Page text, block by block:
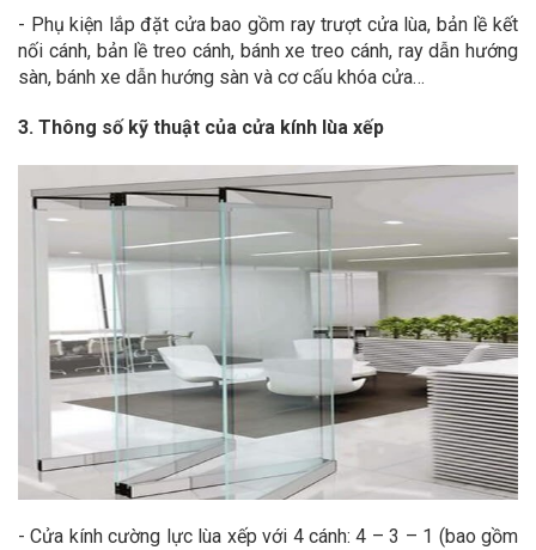
- Phụ kiện lắp đặt cửa bao gồm ray trượt cửa lùa, bản lề kết
nối cánh, bản lề treo cánh, bánh xe treo cánh, ray dẫn hướng
sàn, bánh xe dẫn hướng sàn và cơ cấu khóa cửa…
3. Thông số kỹ thuật của cửa kính lùa xếp
- Cửa kính cường lực lùa xếp với 4 cánh: 4 – 3 – 1 (bao gồm